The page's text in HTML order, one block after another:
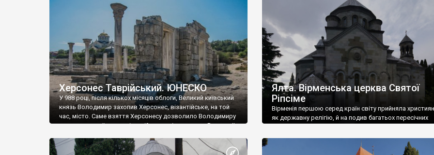
візантійської доби. Раритети викрадені з фондів об’єкту
культурної спадщини ЮНЕСКО «Херсонеса Таврійського».
Офіційно – на виставку «Золото Візантії», але експерти та
влада в Україні вважають це лише […]
називаються «повстяками» (postaki)…” “Вино. Крим
виробляє відмінне вино і його вдосталь: воно все
легке біле і дуже […]
Херсонес Таврійський. ЮНЕСКО
У 988 році, після кількох місяців облоги, Великий київський
князь Володимир захопив Херсонес, візантійське, на той
час, місто. Саме взяття Херсонесу дозволило Володимиру
диктувати свої умови візантійському імператору Василю ІІ,
Херсонесі Володимир-язичник, став Василем-
християнином. А потім було Хрещення Русі. На честь
Ялта. Вірменська церква Святої
Ріпсіме
Вірменія першою серед країн світу прийняла
як державну релігію, й на подив багатьох пересічних